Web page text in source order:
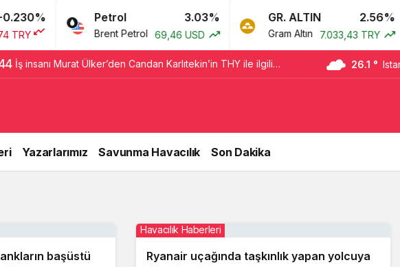
Petrol 3.03%
Brent Petrol 69,46 USD
GR. ALTIN 2.56%
Gram Altın 7.033,43 TRY
İş insanı Murat Ülker’den Candan Karlıtekin’in THY ile ilgili 26.1 °
Yazarlarımız Savunma Havacılık Son Dakika
başüstü
Ryanair uçağında taşkınlık yapan yolcuya
Havacılık Haberleri